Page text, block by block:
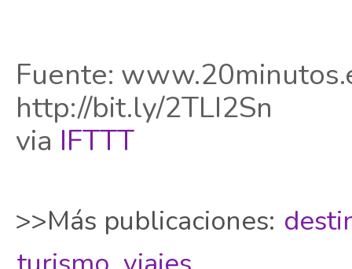
Fuente:
http://bit.ly/2TLI2Sn
via IFTTT
>>Más publicaciones: